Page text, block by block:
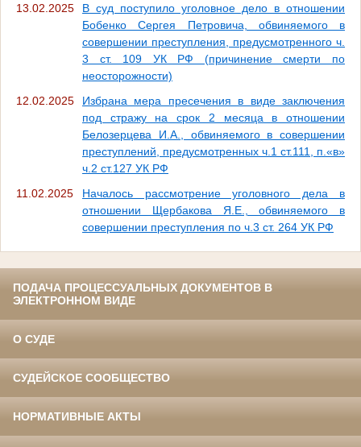
13.02.2025
В суд поступило уголовное дело в отношении
Бобенко Сергея Петровича, обвиняемого в
совершении преступления, предусмотренного ч.
3 ст. 109 УК РФ (причинение смерти по
неосторожности)
12.02.2025
Избрана мера пресечения в виде заключения
под стражу на срок 2 месяца в отношении
Белозерцева И.А., обвиняемого в совершении
преступлений, предусмотренных ч.1 ст.111, п.«в»
ч.2 ст.127 УК РФ
11.02.2025
Началось рассмотрение уголовного дела в
отношении Щербакова Я.Е., обвиняемого в
совершении преступления по ч.3 ст. 264 УК РФ
ПОДАЧА ПРОЦЕССУАЛЬНЫХ ДОКУМЕНТОВ В
ЭЛЕКТРОННОМ ВИДЕ
О СУДЕ
СУДЕЙСКОЕ СООБЩЕСТВО
НОРМАТИВНЫЕ АКТЫ